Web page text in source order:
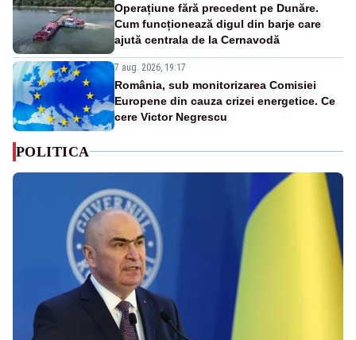
Operațiune fără precedent pe Dunăre.
Cum funcționează digul din barje care
ajută centrala de la Cernavodă
7 aug. 2026, 19:17
România, sub monitorizarea Comisiei
Europene din cauza crizei energetice. Ce
cere Victor Negrescu
POLITICA